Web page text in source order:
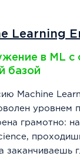
Learning
в ML с
базой
Machine
уровнем
грамотно:
заканчиваешь